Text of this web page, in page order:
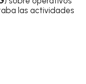
las actividades